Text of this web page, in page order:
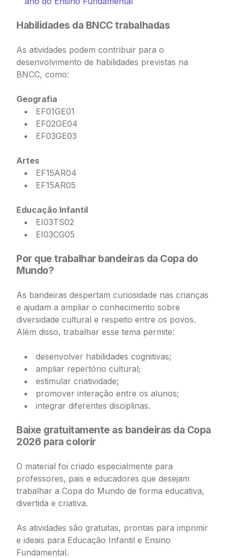
Habilidades da BNCC trabalhadas
As atividades podem contribuir para o
desenvolvimento de habilidades previstas na
BNCC, como:
Geografia
EF01GE01
EF02GE04
EF03GE03
Artes
EF15AR04
EF15AR05
Educação Infantil
EI03TS02
EI03CG05
Por que trabalhar bandeiras da Copa do
Mundo?
As bandeiras despertam curiosidade nas crianças
e ajudam a ampliar o conhecimento sobre
diversidade cultural e respeito entre os povos.
Além disso, trabalhar esse tema permite:
desenvolver habilidades cognitivas;
ampliar repertório cultural;
estimular criatividade;
promover interação entre os alunos;
integrar diferentes disciplinas.
Baixe gratuitamente as bandeiras da Copa
2026 para colorir
O material foi criado especialmente para
professores, pais e educadores que desejam
trabalhar a Copa do Mundo de forma educativa,
divertida e criativa.
As atividades são gratuitas, prontas para imprimir
e ideais para Educação Infantil e Ensino
Fundamental.